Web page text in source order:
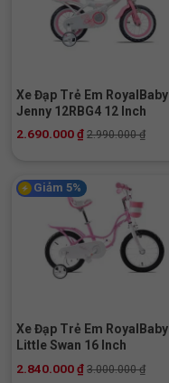
Xe Đạp Trẻ Em RoyalBaby
Jenny 12RBG4 12 Inch
2.690.000₫ 2.990.000₫
Giảm 5%
Xe Đạp Trẻ Em RoyalBaby
Little Swan 16 Inch
2.840.000₫ 3.000.000₫